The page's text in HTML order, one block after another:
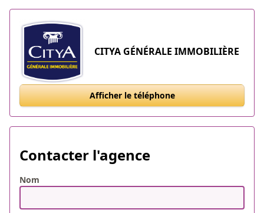
CITYA GÉNÉRALE IMMOBILIÈRE
Afficher le téléphone
Contacter l'agence
Nom